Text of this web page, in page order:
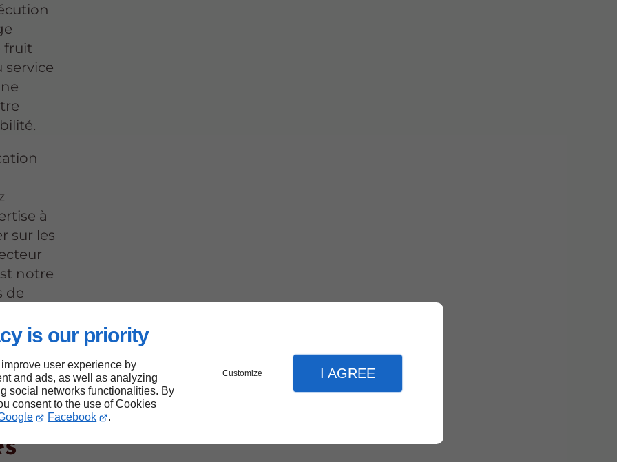
is our priority
user experience by
and ads, as well as analyzing
social networks functionalities. By
consent to the use of Cookies
Facebook .
Customize I AGREE
fruit
service
à
sur les
notre
de